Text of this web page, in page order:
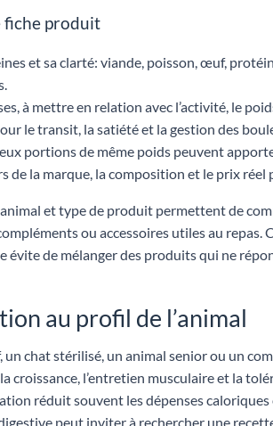
fiche produit
et sa clarté: viande, poisson, œuf,
à mettre en relation avec l’activité, le
le transit, la satiété et la gestion des
portions de même poids peuvent
de la marque, la composition et le prix réel
et type de produit permettent de
ou accessoires utiles au
évite de mélanger des produits qui ne
au profil de l’animal
chat stérilisé, un animal senior ou un
croissance, l’entretien musculaire et la
réduit souvent les dépenses
peut inviter à rechercher une